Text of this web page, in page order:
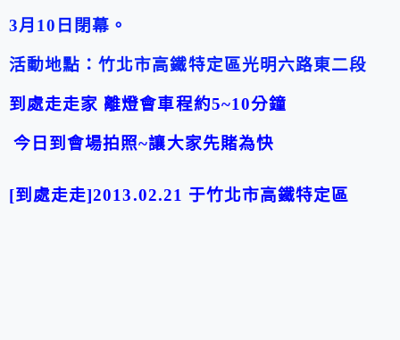
3月10日閉幕。
活動地點：竹北市高鐵特定區光明六路東二段
到處走走家 離燈會車程約5~10分鐘
今日到會場拍照~讓大家先賭為快
[到處走走]2013.02.21 于竹北市高鐵特定區